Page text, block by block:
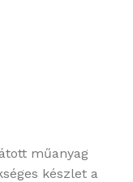
műanyag
készlet a